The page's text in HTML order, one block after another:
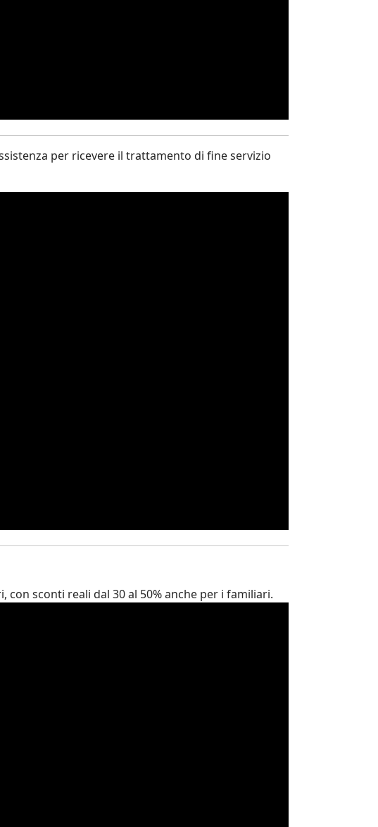
per ricevere il trattamento di fine servizio
sconti reali dal 30 al 50% anche per i familiari.